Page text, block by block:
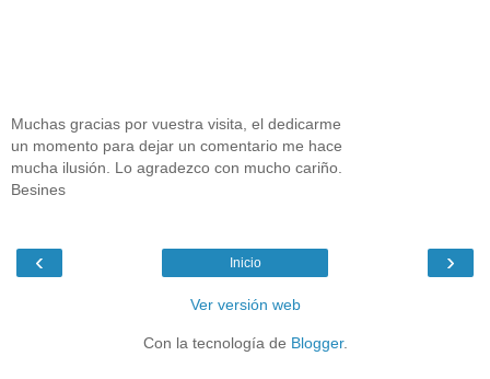
Muchas gracias por vuestra visita, el dedicarme
un momento para dejar un comentario me hace
mucha ilusión. Lo agradezco con mucho cariño.
Besines
‹ ›
Inicio
Ver versión web
Con la tecnología de Blogger.